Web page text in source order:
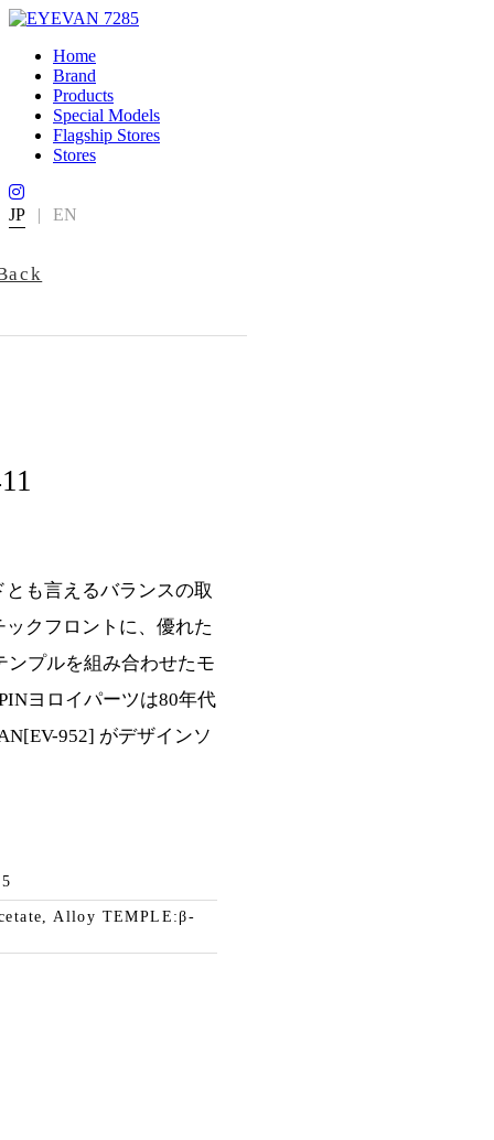
Home
Brand
Products
Special Models
Flagship Stores
Stores
JP | EN
も言えるバランスの取
クフロントに、優れた
ンプルを組み合わせたモ
ヨロイパーツは80年代
952] がデザインソ
Alloy TEMPLE:β-